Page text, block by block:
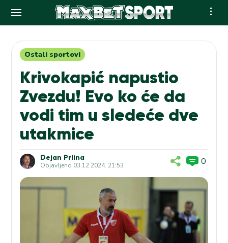
contentOstali sportovi
Krivokapić napustio
Zvezdu! Evo ko će da
vodi tim u sledeće dve
utakmice
Dejan Prlina
Objavljeno 03.12.2024. 21:53 0